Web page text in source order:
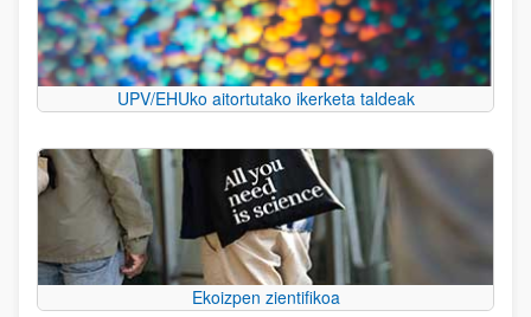
UPV/EHUko aitortutako ikerketa taldeak
Ekoizpen zientifikoa